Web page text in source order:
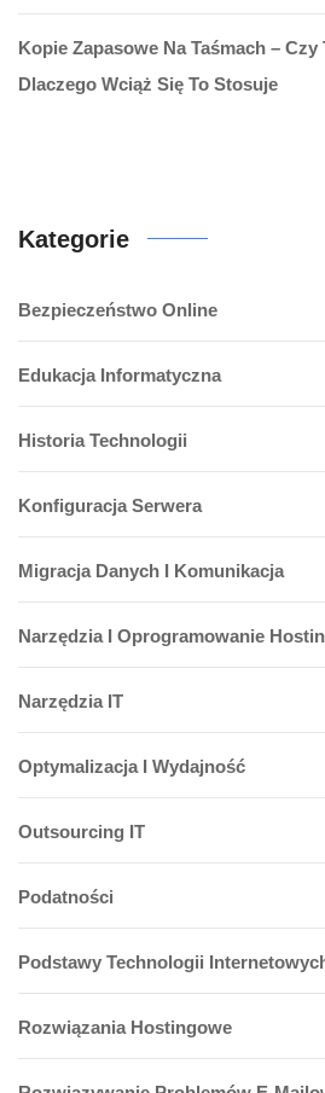
Kopie Zapasowe Na Taśmach – Czy
Dlaczego Wciąż Się To Stosuje
Kategorie
Bezpieczeństwo Online
Edukacja Informatyczna
Historia Technologii
Konfiguracja Serwera
Migracja Danych I Komunikacja
Narzędzia I Oprogramowanie
Narzędzia IT
Optymalizacja I Wydajność
Outsourcing IT
Podatności
Podstawy Technologii
Rozwiązania Hostingowe